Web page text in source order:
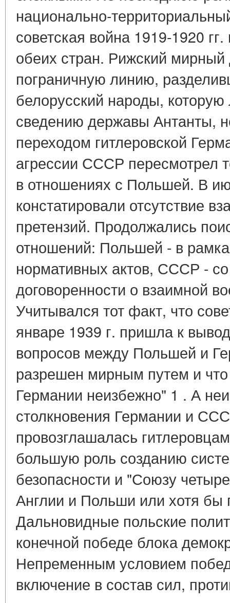
национально-
советская война 1919-1920
обеих стран. Рижский мирный
пограничную линию,
белорусский народы,
сведению державы Антанты,
переходом гитлеровской
агрессии СССР пересмотрел
в отношениях с Польшей. В
констатировали отсутствие
претензий. Продолжались
отношений: Польшей - в
нормативных актов, СССР -
договоренности о взаимной
Учитывался тот факт, что
январе 1939 г. пришла к
вопросов между Польшей и
разрешен мирным путем и
Германии неизбежно" 1 . А
столкновения Германии и
провозглашалась
большую роль созданию
безопасности и "Союзу
Англии и Польши или хотя бы
Дальновидные польские
конечной победе блока
Непременным условием
включение в состав сил,